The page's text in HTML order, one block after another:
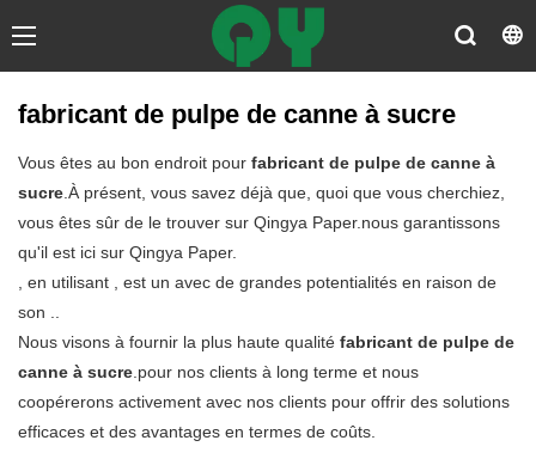
fabricant de pulpe de canne à sucre
Vous êtes au bon endroit pour fabricant de pulpe de canne à
sucre.À présent, vous savez déjà que, quoi que vous cherchiez,
vous êtes sûr de le trouver sur Qingya Paper.nous garantissons
qu'il est ici sur Qingya Paper.
, en utilisant , est un avec de grandes potentialités en raison de
son ..
Nous visons à fournir la plus haute qualité fabricant de pulpe de
canne à sucre.pour nos clients à long terme et nous
coopérerons activement avec nos clients pour offrir des solutions
efficaces et des avantages en termes de coûts.